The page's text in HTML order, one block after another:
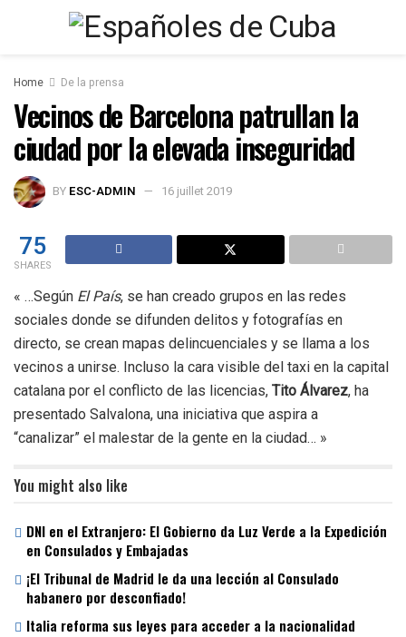
Home De la prensa
Vecinos de Barcelona patrullan la
ciudad por la elevada inseguridad
BY ESC-ADMIN 16 juillet 2019
75
SHARES
« …Según El País, se han creado grupos en las redes
sociales donde se difunden delitos y fotografías en
directo, se crean mapas delincuenciales y se llama a los
vecinos a unirse. Incluso la cara visible del taxi en la capital
catalana por el conflicto de las licencias, Tito Álvarez, ha
presentado Salvalona, una iniciativa que aspira a
“canalizar” el malestar de la gente en la ciudad… »
You might also like
DNI en el Extranjero: El Gobierno da Luz Verde a la Expedición
en Consulados y Embajadas
¡El Tribunal de Madrid le da una lección al Consulado
habanero por desconfiado!
Italia reforma sus leyes para acceder a la nacionalidad